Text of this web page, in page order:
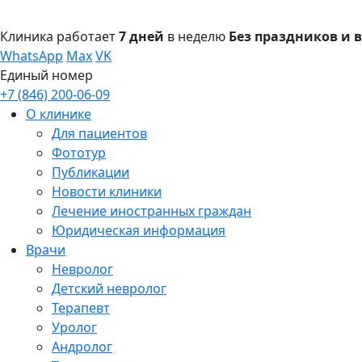
Клиника работает7 дней в неделю Без праздников и
WhatsApp MaxVK
Единый номер
+7 (846) 200-06-09
О клинике
Для пациентов
Фототур
Публикации
Новости клиники
Лечение иностранных граждан
Юридическая информация
Врачи
Невролог
Детский невролог
Терапевт
Уролог
Андролог